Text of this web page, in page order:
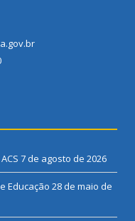
7 de agosto de 2026
Educação 28 de maio de